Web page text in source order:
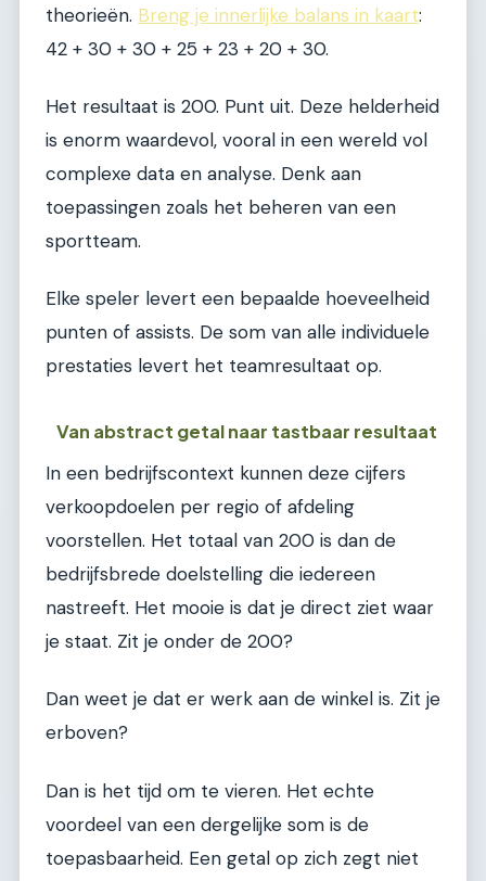
theorieën. Breng je innerlijke balans in kaart:
42 + 30 + 30 + 25 + 23 + 20 + 30.
Het resultaat is 200. Punt uit. Deze helderheid
is enorm waardevol, vooral in een wereld vol
complexe data en analyse. Denk aan
toepassingen zoals het beheren van een
sportteam.
Elke speler levert een bepaalde hoeveelheid
punten of assists. De som van alle individuele
prestaties levert het teamresultaat op.
Van abstract getal naar tastbaar resultaat
In een bedrijfscontext kunnen deze cijfers
verkoopdoelen per regio of afdeling
voorstellen. Het totaal van 200 is dan de
bedrijfsbrede doelstelling die iedereen
nastreeft. Het mooie is dat je direct ziet waar
je staat. Zit je onder de 200?
Dan weet je dat er werk aan de winkel is. Zit je
erboven?
Dan is het tijd om te vieren. Het echte
voordeel van een dergelijke som is de
toepasbaarheid. Een getal op zich zegt niet